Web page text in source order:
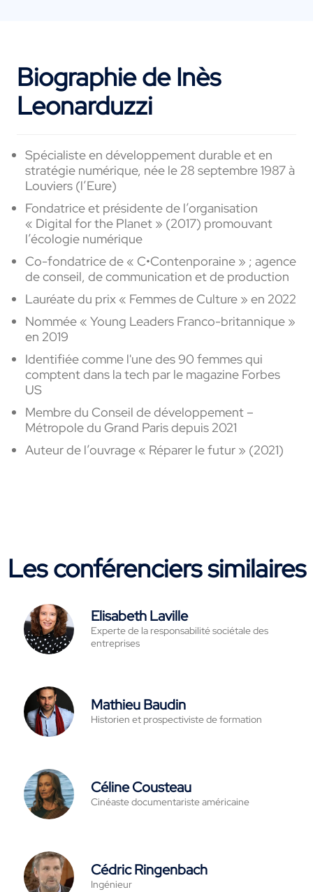
Biographie de Inès
Leonarduzzi
Spécialiste en développement durable et en
stratégie numérique, née le 28 septembre 1987 à
Louviers (l’Eure)
Fondatrice et présidente de l’organisation
« Digital for the Planet » (2017) promouvant
l’écologie numérique
Co-fondatrice de « C•Contenporaine » ; agence
de conseil, de communication et de production
Lauréate du prix « Femmes de Culture » en 2022
Nommée « Young Leaders Franco-britannique »
en 2019
Identifiée comme l'une des 90 femmes qui
comptent dans la tech par le magazine Forbes
US
Membre du Conseil de développement –
Métropole du Grand Paris depuis 2021
Auteur de l’ouvrage « Réparer le futur » (2021)
Les conférenciers similaires
Elisabeth Laville
Experte de la responsabilité sociétale des
entreprises
Mathieu Baudin
Historien et prospectiviste de formation
Céline Cousteau
Cinéaste documentariste américaine
Cédric Ringenbach
Ingénieur